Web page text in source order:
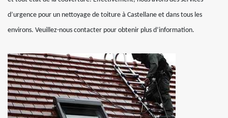
d’urgence pour un nettoyage de toiture à Castellane et dans tous les
environs. Veuillez-nous contacter pour obtenir plus d’information.